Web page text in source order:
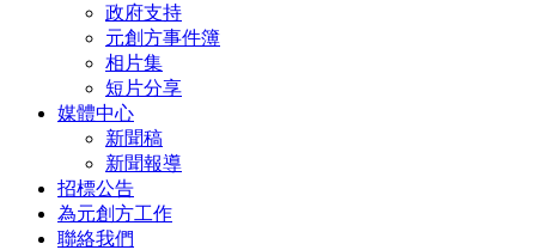
政府支持
元創方事件簿
相片集
短片分享
媒體中心
新聞稿
新聞報導
招標公告
為元創方工作
聯絡我們